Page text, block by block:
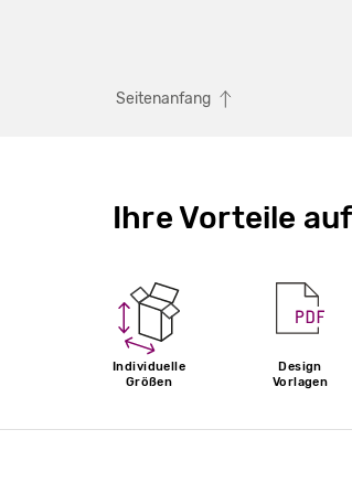
Seitenanfang
Ihre Vorteile
Individuelle
Größen
Design
Vorlagen